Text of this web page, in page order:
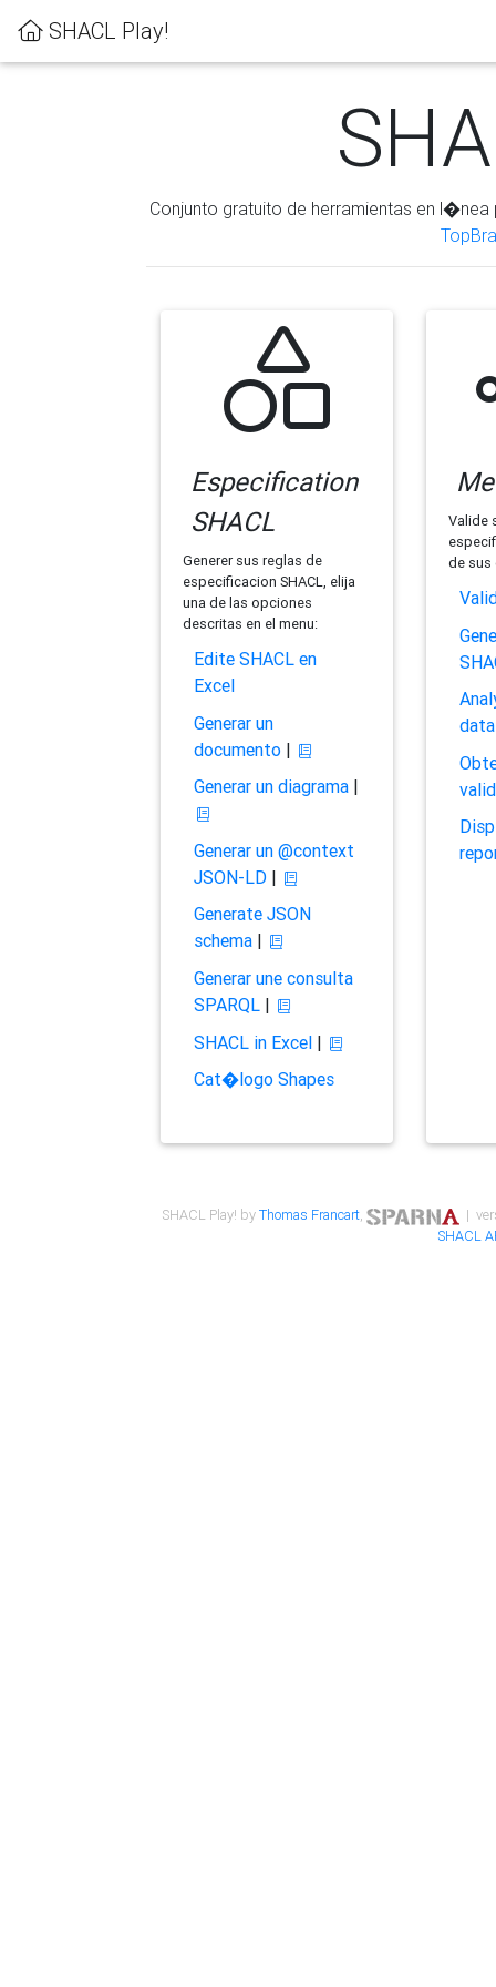
SHACL Play!
Conjunto gratuito de herramientas en
Especification
SHACL
Generer sus reglas de
especificacion SHACL, elija
una de las opciones
descritas en el menu:
Edite SHACL en
Excel
Generar un
documento|
Generar un diagrama|
Generar un @context
JSON-LD|
Generate JSON
schema|
Generar une consulta
SPARQL|
SHACL in Excel|
Cat�logo Shapes
Valide
de sus
SHACL Play! byThomas Francart,
|
SHACL